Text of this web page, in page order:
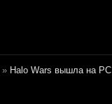
» Halo Wars вышла на PC